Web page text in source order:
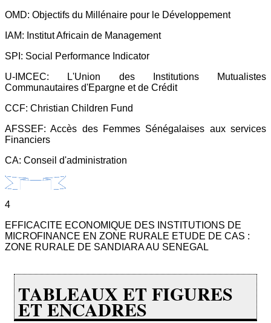
OMD: Objectifs du Millénaire pour le Développement
IAM: Institut Africain de Management
SPI: Social Performance Indicator
U-IMCEC: L'Union des Institutions Mutualistes
Communautaires d'Epargne et de Crédit
CCF: Christian Children Fund
AFSSEF: Accès des Femmes Sénégalaises aux services
Financiers
CA: Conseil d'administration
4
EFFICACITE ECONOMIQUE DES INSTITUTIONS DE
MICROFINANCE EN ZONE RURALE ETUDE DE CAS :
ZONE RURALE DE SANDIARA AU SENEGAL
TABLEAUX ET FIGURES
ET ENCADRES